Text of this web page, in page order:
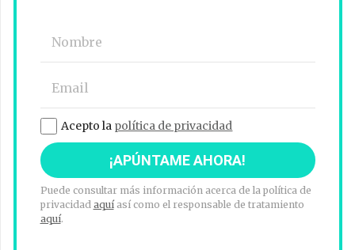
Acepto la política de privacidad
Puede consultar más información acerca de la política de
privacidad aquíasí como el responsable de tratamiento
aquí.